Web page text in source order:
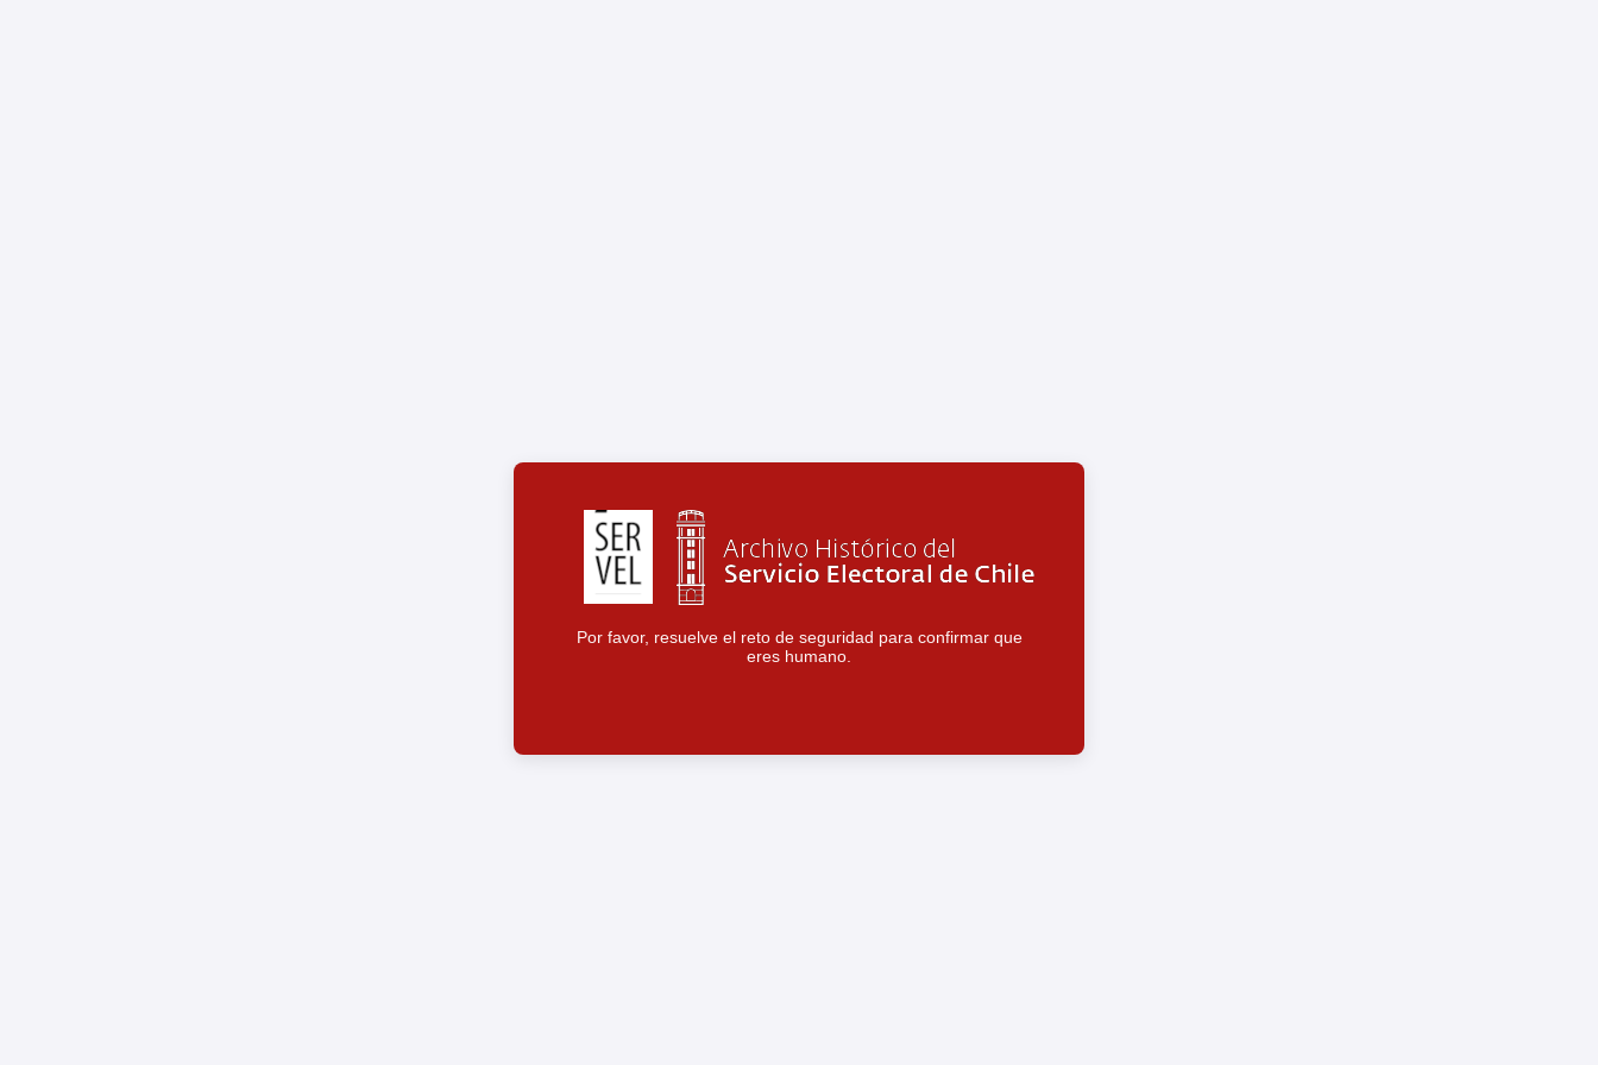
Por favor, resuelve el reto de seguridad para confirmar que
eres humano.